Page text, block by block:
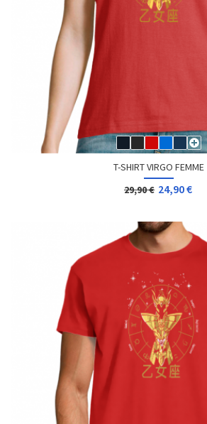
T-SHIRT VIRGO FEMME
29,90 € 24,90 €